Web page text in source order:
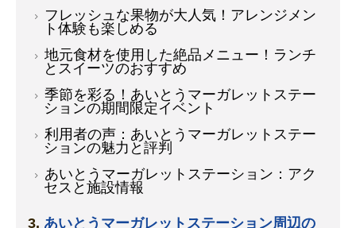
フレッシュな果物が大人気！ アレンジメン
ト体験 も楽しめる
地元食材を使用した絶品メニュー！ランチ
とスイーツのおすすめ
季節を彩る！あいとうマーガレットステー
ションの期間限定イベント
利用者の声：あいとうマーガレットステー
ションの魅力と評判
あいとうマーガレットステーション：アク
セスと施設情報
あいとうマーガレットステーション周辺の